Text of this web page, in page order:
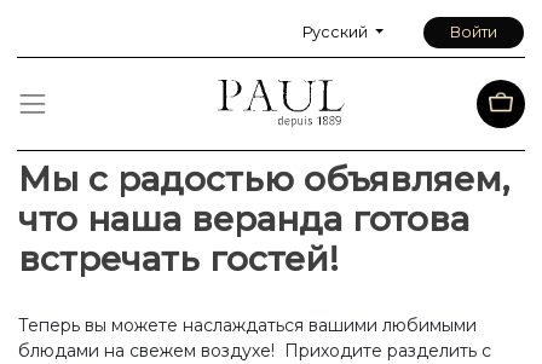
Русский Войти
Мы с радостью объявляем,
что наша веранда готова
встречать гостей!
Теперь вы можете наслаждаться вашими любимыми
блюдами на свежем воздухе! Приходите разделить с